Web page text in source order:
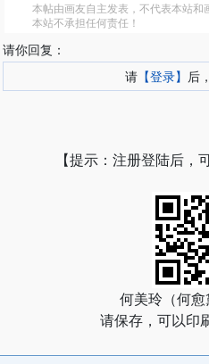
本帖由画友自主发表，不代表本站
本站不承担任何责任！
请你回复：
请 【登录】 后
【提示：注册登陆后，
何美玲（何
请保存，可以印